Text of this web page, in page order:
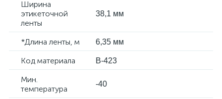
Ширина
этикеточной
ленты
38,1 мм
*Длина ленты, м 6,35 мм
Код материала B-423
Мин.
температура
-40